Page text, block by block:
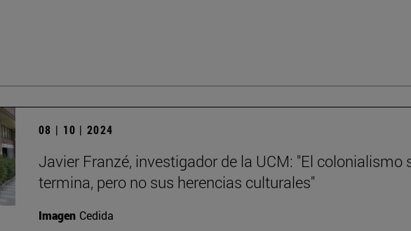
08 | 10 | 2024
Javier Franzé, investigador de la UCM: "El colonialismo
termina, pero no sus herencias culturales"
Imagen Cedida